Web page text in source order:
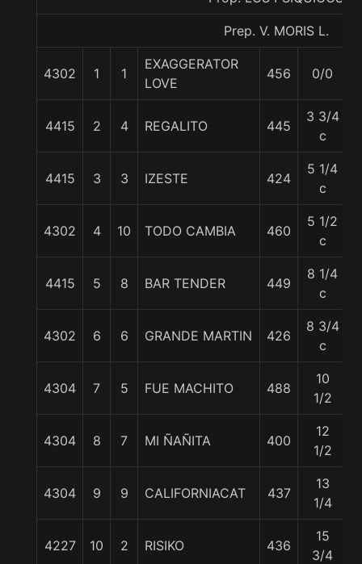
Prep. V. MORIS L.
4302 1 1
EXAGGERATOR
LOVE
456 0/0
4415 2 4 REGALITO 445
3 3/4
c
4415 3 3 IZESTE 424
5 1/4
c
4302 4 10 TODO CAMBIA 460
5 1/2
c
4415 5 8 BAR TENDER 449
8 1/4
c
4302 6 6 GRANDE MARTIN 426
8 3/4
c
4304 7 5 FUE MACHITO 488
10
1/2
4304 8 7 MI ÑAÑITA 400
12
1/2
4304 9 9 CALIFORNIACAT 437
13
1/4
4227 10 2 RISIKO 436
15
3/4